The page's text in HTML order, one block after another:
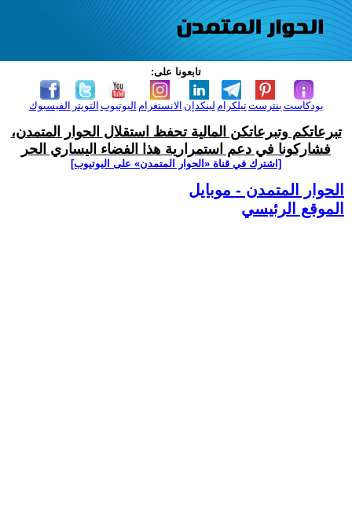
تابعونا على:
الفيسبوك التويتر اليوتيوب الانستغرام لينكدإن تيلكرامبنترست بودكاست
تبرعاتكم وتبرعاتكن المالية تحفظ استقلال الحوار المتمدن،
فشاركونا في دعم استمرارية هذا الفضاء اليساري الحر
[اشترك في قناة ‫«الحوار المتمدن» على اليوتيوب]
الحوار المتمدن - موبايل
الموقع الرئيسي